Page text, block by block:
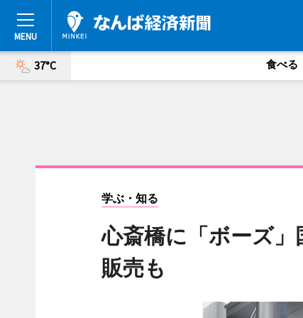
37°C 食べる
学ぶ・知る
心斎橋に「ボーズ
販売も